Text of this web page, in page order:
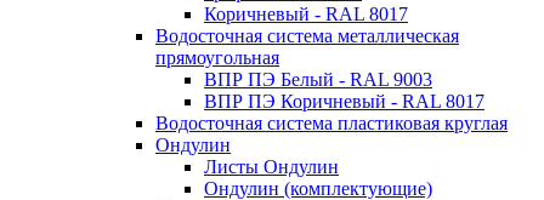
Коричневый - RAL 8017
Водосточная система металлическая
прямоугольная
ВПР ПЭ Белый - RAL 9003
ВПР ПЭ Коричневый - RAL 8017
Водосточная система пластиковая круглая
Ондулин
Листы Ондулин
Ондулин (комплектующие)